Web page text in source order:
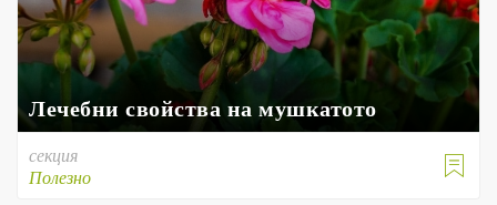
Лечебни свойства на мушкатото

секция
Полезно